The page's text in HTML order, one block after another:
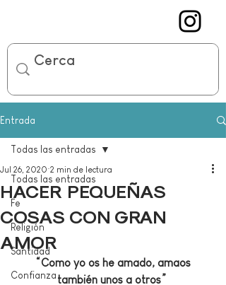
Entrada
Todas las entradas
Fe
Religión
Santidad
Confianza
Todas las entradas
HACER PEQUEÑAS
COSAS CON GRAN
AMOR
Jul 26, 2020 2 min de lectura
también unos a otros”